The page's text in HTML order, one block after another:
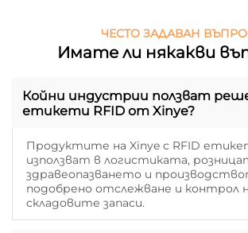
ЧЕСТО ЗАДАВАН
Имате ли някакви
Койни индустрии ползват
етикети RFID от Xinye?
Продуктите на Xinye с RFID
използват в логистиката,
здравеопазването и
подобрено отслежване и контрол
складовите запаси.